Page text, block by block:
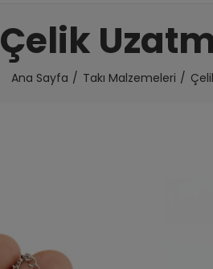
Çelik
Ana Sayfa Takı Malzemeleri